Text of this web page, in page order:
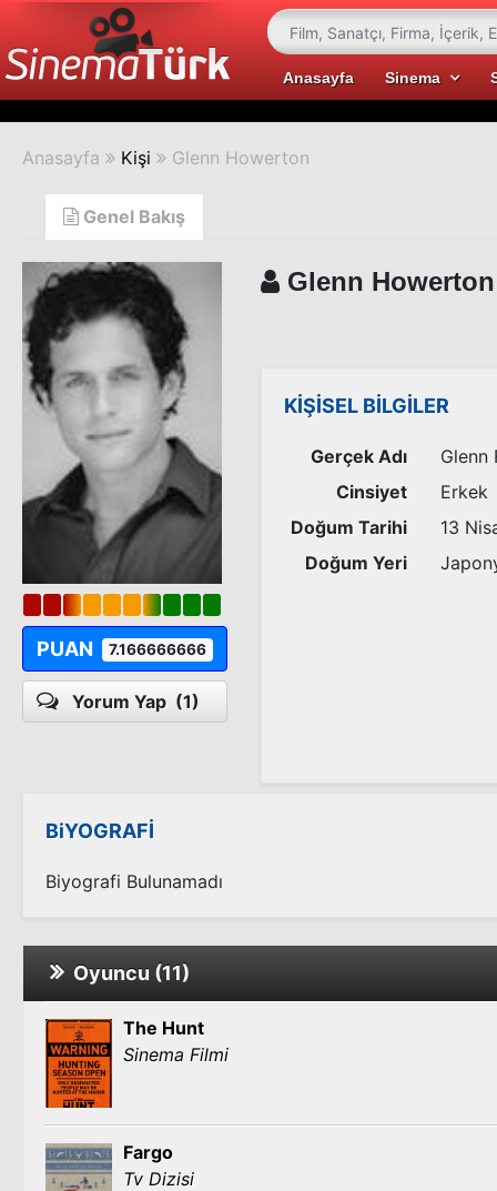
Anasayfa Sinema
Anasayfa Kişi Glenn Howerton
Genel Bakış
PUAN 7.166666666
Yorum Yap (1)
Glenn Howerton
KİŞİSEL BİLGİLER
Gerçek Adı
Glenn
Cinsiyet
Erkek
Doğum Tarihi
13
Doğum Yeri
BiYOGRAFİ
Biyografi Bulunamadı
Oyuncu (11)
The Hunt
Sinema Filmi
Fargo
Tv Dizisi